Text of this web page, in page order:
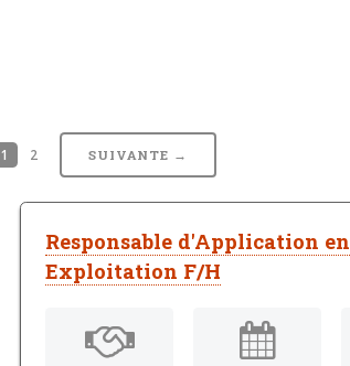
1 2 SUIVANTE →
Responsable d'Application en
Exploitation F/H